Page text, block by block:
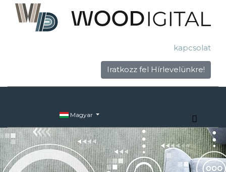
kapcsolat
Iratkozz fel Hírlevelünkre!
Magyar